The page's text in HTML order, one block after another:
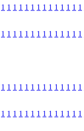
1 1 1 1 1 1 1 1 1 1 1 1 1 1
1 1 1 1 1 1 1 1 1 1 1 1 1 1
1 1 1 1 1 1 1 1 1 1 1 1 1 1
1 1 1 1 1 1 1 1 1 1 1 1 1 1